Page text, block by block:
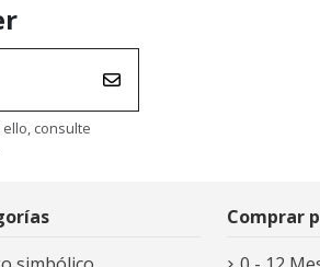
consulte
Comprar